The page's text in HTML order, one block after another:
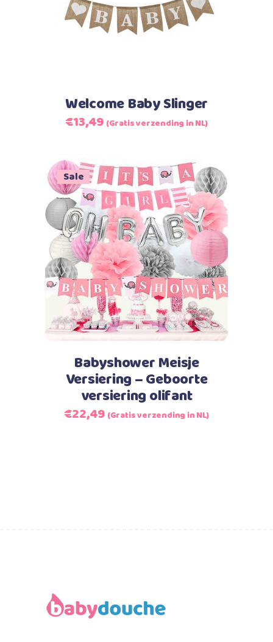
Welcome Baby Slinger
Oorspronkelijke
€14,99.
€13,49Huidige
€13,49.
(Gratis verzending in NL)
Sale
Toevoegen aan winkelwagen
Babyshower Meisje
Versiering – Geboorte
versiering olifant
Oorspronkelijke
€22,49Huidige
(Gratis verzending in NL)